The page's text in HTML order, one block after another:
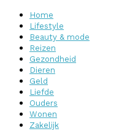
Home
Lifestyle
Beauty & mode
Reizen
Gezondheid
Dieren
Geld
Liefde
Ouders
Wonen
Zakelijk